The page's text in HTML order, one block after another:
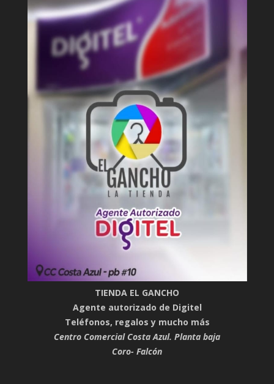
TIENDA EL GANCHO
Agente autorizado de Digitel
Teléfonos, regalos y mucho más
Centro Comercial Costa Azul. Planta baja
Coro- Falcón